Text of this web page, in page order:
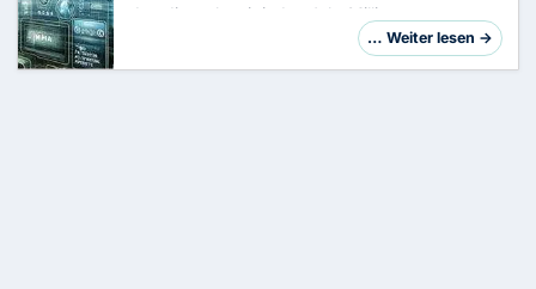
dar, die weltweit jedes Jahr Millionen von
Menschen und Unternehmen betrifft. Eine der
… Weiter lesen →